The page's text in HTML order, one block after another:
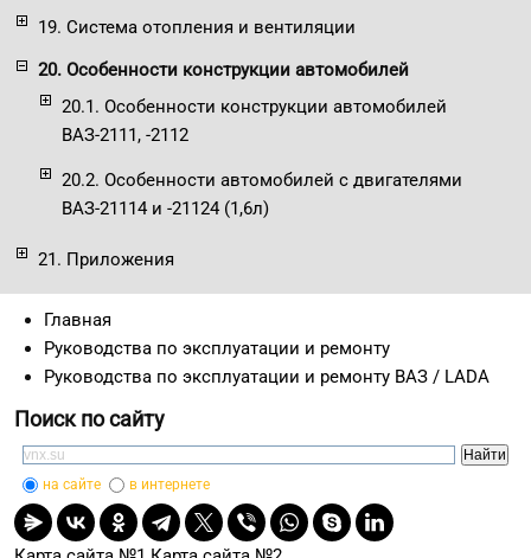
19. Система отопления и вентиляции
20. Особенности конструкции автомобилей
20.1. Особенности конструкции автомобилей
ВАЗ-2111, -2112
20.2. Особенности автомобилей с двигателями
ВАЗ-21114 и -21124 (1,6л)
21. Приложения
Главная
Руководства по эксплуатации и ремонту
Руководства по эксплуатации и ремонту ВАЗ / LADA
Поиск по сайту
на сайте в интернете